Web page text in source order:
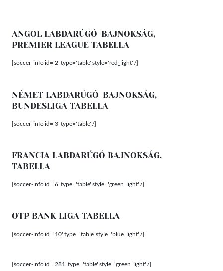
ANGOL LABDARÚGÓ-BAJNOKSÁG,
PREMIER LEAGUE TABELLA
[soccer-info id='2' type='table' style='red_light' /]
NÉMET LABDARÚGÓ-BAJNOKSÁG,
BUNDESLIGA TABELLA
[soccer-info id='3' type='table' /]
FRANCIA LABDARÚGÓ BAJNOKSÁG,
TABELLA
[soccer-info id='6' type='table' style='green_light' /]
OTP BANK LIGA TABELLA
[soccer-info id='10' type='table' style='blue_light' /]
[soccer-info id='281' type='table' style='green_light' /]